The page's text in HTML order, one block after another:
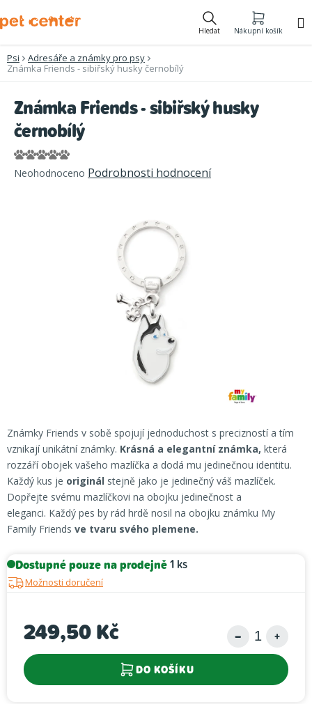
na
Hledat Nákupní košík
Psi
Adresáře a známky pro psy
Známka Friends - sibiřský husky černobílý
Známky Friends v sobě spojují jednoduchost s precizností a tím
vznikají unikátní známky. Krásná a elegantní známka, která
rozzáří obojek vašeho mazlíčka a dodá mu jedinečnou identitu.
Každý kus je originál stejně jako je jedinečný váš mazlíček.
Dopřejte svému mazlíčkovi na obojku jedinečnost a
eleganci. Každý pes by rád hrdě nosil na obojku známku My
Family Friends ve tvaru svého plemene.
Dostupné pouze na prodejně1 ks
Možnosti doručení
249,50 Kč
DO KOŠÍKU
Známka Friends - sibiřský husky
černobílý
Průměrné
hodnocení
Neohodnoceno Podrobnosti hodnocení